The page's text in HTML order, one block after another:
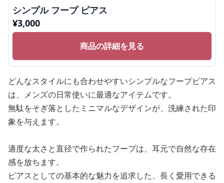
シンプル フープ ピアス
¥3,000
商品の詳細を見る
どんなスタイルにも合わせやすいシンプルなフープピアス
は、メンズの日常使いに最適なアイテムです。
無駄をそぎ落としたミニマルなデザインが、洗練された印
象を与えます。
適度な太さと直径で作られたフープは、耳元で自然な存在
感を放ちます。
ピアスとしての基本的な魅力を追求した、長く愛用できる